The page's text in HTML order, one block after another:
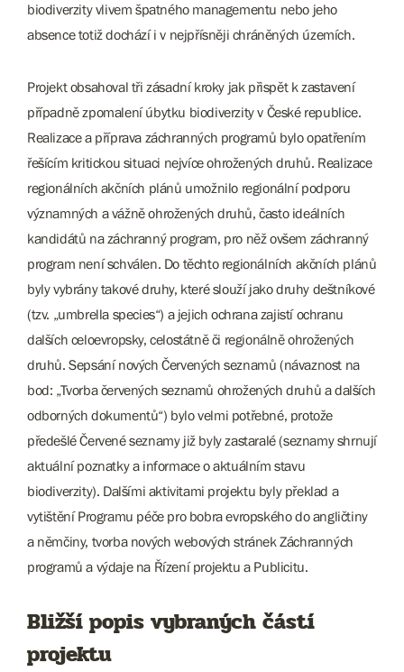
biodiverzity vlivem špatného managementu nebo jeho
absence totiž dochází i v nejpřísněji chráněných územích.
Projekt obsahoval tři zásadní kroky jak přispět k zastavení
případně zpomalení úbytku biodiverzity v České republice.
Realizace a příprava záchranných programů bylo opatřením
řešícím kritickou situaci nejvíce ohrožených druhů. Realizace
regionálních akčních plánů umožnilo regionální podporu
významných a vážně ohrožených druhů, často ideálních
kandidátů na záchranný program, pro něž ovšem záchranný
program není schválen. Do těchto regionálních akčních plánů
byly vybrány takové druhy, které slouží jako druhy deštníkové
(tzv. „umbrella species“) a jejich ochrana zajistí ochranu
dalších celoevropsky, celostátně či regionálně ohrožených
druhů. Sepsání nových Červených seznamů (návaznost na
bod: „Tvorba červených seznamů ohrožených druhů a dalších
odborných dokumentů“) bylo velmi potřebné, protože
předešlé Červené seznamy již byly zastaralé (seznamy shrnují
aktuální poznatky a informace o aktuálním stavu
biodiverzity). Dalšími aktivitami projektu byly překlad a
vytištění Programu péče pro bobra evropského do angličtiny
a němčiny, tvorba nových webových stránek Záchranných
programů a výdaje na Řízení projektu a Publicitu.
Bližší popis vybraných částí
projektu